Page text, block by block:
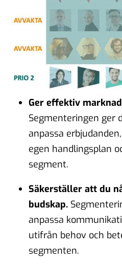
Ger effektiv
Segmenteringen ger
anpassa
egen handlingsplan
segment.
Säkerställer att du
budskap.
anpassa
utifrån behov och
segmenten.